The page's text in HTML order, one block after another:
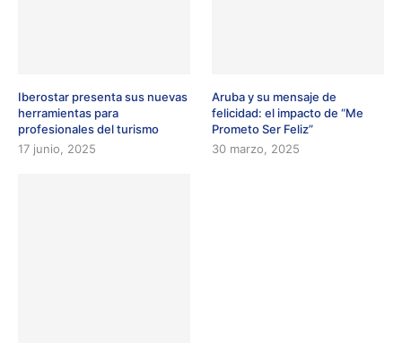
Iberostar presenta sus nuevas
herramientas para
profesionales del turismo
17 junio, 2025
Aruba y su mensaje de
felicidad: el impacto de “Me
Prometo Ser Feliz”
30 marzo, 2025